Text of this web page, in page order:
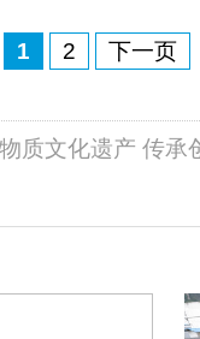
1 2 下一页
质文化遗产 传承